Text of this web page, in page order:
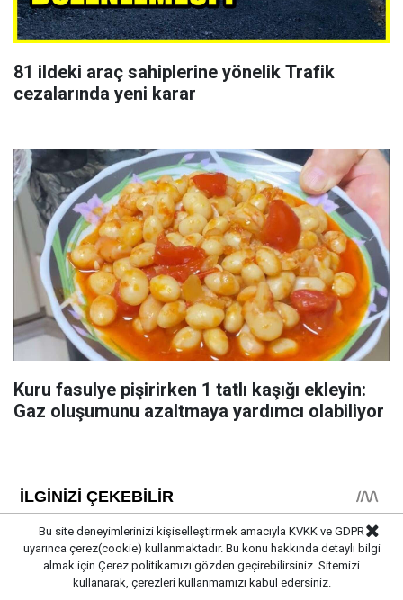
81 ildeki araç sahiplerine yönelik Trafik
cezalarında yeni karar
Kuru fasulye pişirirken 1 tatlı kaşığı ekleyin:
Gaz oluşumunu azaltmaya yardımcı olabiliyor
Bu site deneyimlerinizi kişiselleştirmek amacıyla KVKK ve GDPR
uyarınca çerez(cookie) kullanmaktadır. Bu konu hakkında detaylı bilgi
almak için Çerez politikamızı gözden geçirebilirsiniz. Sitemizi
kullanarak, çerezleri kullanmamızı kabul edersiniz.